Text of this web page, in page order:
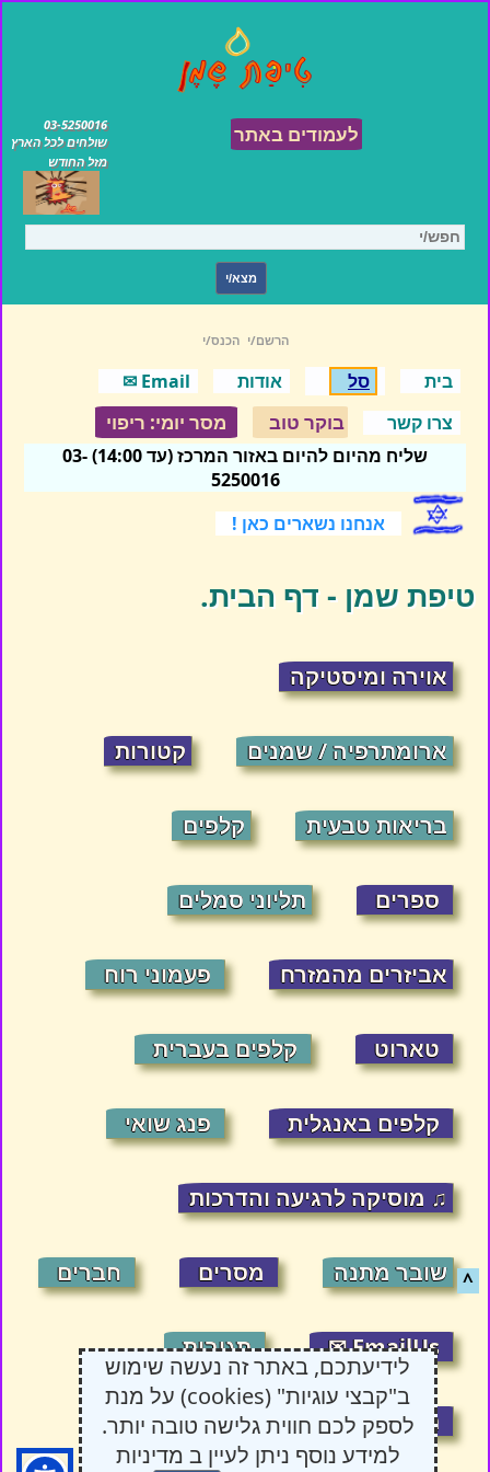
03-5250016
שולחים לכל הארץ
מזל החודש
לעמודים באתר
הרשם/י הכנס/י
בית סל אודות
Email ✉
צרו קשר
בוקר טוב מסר יומי: ריפוי
שליח מהיום להיום באזור המרכז (עד 14:00) 03-
5250016
אנחנו נשארים כאן !
טיפת שמן - דף הבית.
אוירה ומיסטיקה
ארומתרפיה / שמנים קטורות
בריאות טבעית קלפים
ספרים תליוני סמלים
אביזרים מהמזרח פעמוני רוח
טארוט קלפים בעברית
קלפים באנגלית פנג שואי
♫ מוסיקה לרגיעה והדרכות
שובר מתנה מסרים חברים
EmailUs ✉ תגובות
תקנון האתר 7:40:41
8/9/2026
^
לידיעתכם, באתר זה נעשה שימוש
ב"קבצי עוגיות" (cookies) על מנת
לספק לכם חווית גלישה טובה יותר.
למידע נוסף ניתן לעיין ב מדיניות